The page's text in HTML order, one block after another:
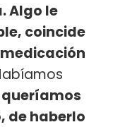
Algo le
coincide
queríamos
de haberlo